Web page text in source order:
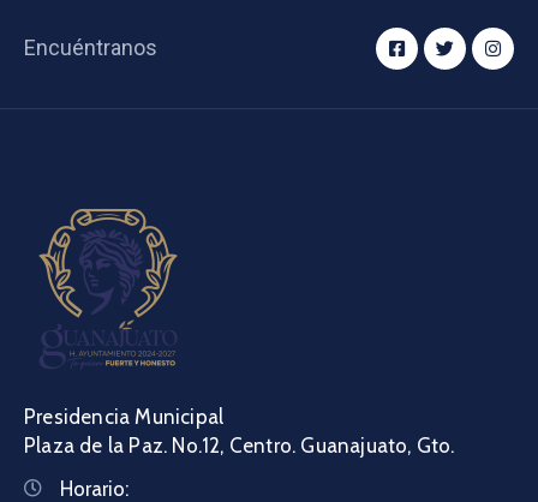
Encuéntranos
Presidencia Municipal
Plaza de la Paz. No.12, Centro. Guanajuato, Gto.
Horario: